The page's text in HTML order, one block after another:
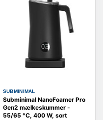
SUBMINIMAL
Subminimal NanoFoamer Pro
Gen2 mælkeskummer -
55/65 °C, 400 W, sort